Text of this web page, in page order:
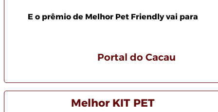
E o prêmio de Melhor Pet Friendly vai para
Portal do Cacau
Melhor KIT PET